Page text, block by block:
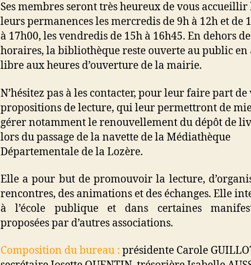
Ses membres seront très heureux de vous accueillir
leurs permanences les mercredis de 9h à 12h et de
à 17h00, les vendredis de 15h à 16h45. En dehors
horaires, la bibliothèque reste ouverte au public en
libre aux heures d’ouverture de la mairie.
N’hésitez pas à les contacter, pour leur faire part de
propositions de lecture, qui leur permettront de
gérer notamment le renouvellement du dépôt de
lors du passage de la navette de la Médiathèque
Départementale de la Lozère.
Elle a pour but de promouvoir la lecture,
rencontres, des animations et des échanges. Elle
à l’école publique et dans certaines
proposées par d’autres associations.
Composition du bureau : présidente Carole